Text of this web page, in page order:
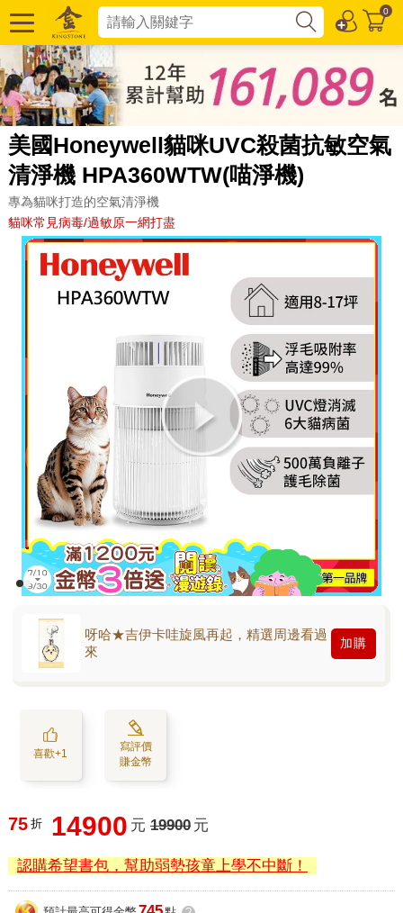
0
美國Honeywell貓咪UVC殺菌抗敏空氣
清淨機 HPA360WTW(喵淨機)
專為貓咪打造的空氣清淨機
貓咪常見病毒/過敏原一網打盡
呀哈★吉伊卡哇旋風再起，精選周邊看過
來
加購
喜歡+1
寫評價
賺金幣
75 折 14900 元 19900 元
認購希望書包，幫助弱勢孩童上學不中斷！